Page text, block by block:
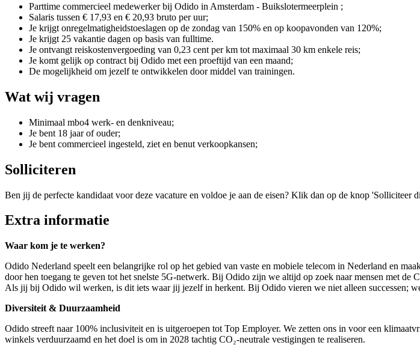
Parttime commercieel medewerker bij Odido in Amsterdam - Buikslotermeerplein ;
Salaris tussen € 17,93 en € 20,93 bruto per uur;
Je krijgt onregelmatigheidstoeslagen op de zondag van 150% en op koopavonden van 120%;
Je krijgt 25 vakantie dagen op basis van fulltime.
Je ontvangt reiskostenvergoeding van 0,23 cent per km tot maximaal 30 km enkele reis;
Je komt gelijk op contract bij Odido met een proeftijd van een maand;
De mogelijkheid om jezelf te ontwikkelen door middel van trainingen.
Wat wij vragen
Minimaal mbo4 werk- en denkniveau;
Je bent 18 jaar of ouder;
Je bent commercieel ingesteld, ziet en benut verkoopkansen;
Solliciteren
Ben jij de perfecte kandidaat voor deze vacature en voldoe je aan de eisen? Klik dan op de knop 'Solliciteer
Extra informatie
Waar kom je te werken?
Odido Nederland speelt een belangrijke rol op het gebied van vaste en mobiele telecom in Nederland en
door hen toegang te geven tot het snelste 5G-netwerk. Bij Odido zijn we altijd op zoek naar mensen met
Als jij bij Odido wil werken, is dit iets waar jij jezelf in herkent. Bij Odido vieren we niet alleen successen;
Diversiteit & Duurzaamheid
Odido streeft naar 100% inclusiviteit en is uitgeroepen tot Top Employer. We zetten ons in voor een
winkels verduurzaamd en het doel is om in 2028 tachtig CO₂-neutrale vestigingen te realiseren.